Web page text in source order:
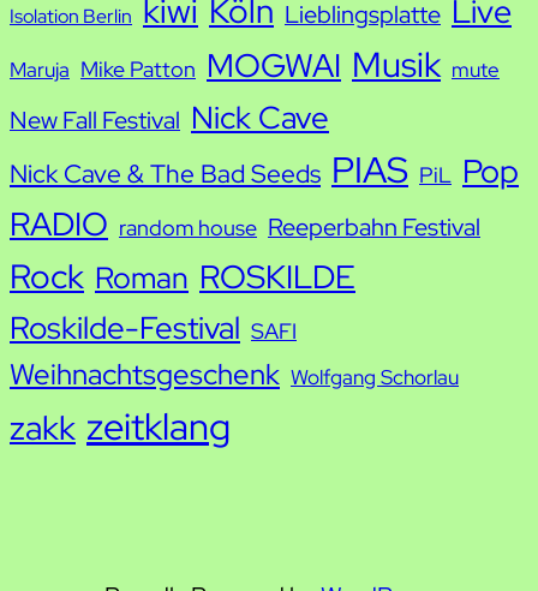
Isolation Berlin kiwi Köln Lieblingsplatte Live
Maruja Mike Patton MOGWAI Musik mute
New Fall Festival Nick Cave
Nick Cave & The Bad Seeds PIAS PiL Pop
RADIO random house Reeperbahn Festival
Rock Roman ROSKILDE
Roskilde-Festival SAFI
Weihnachtsgeschenk Wolfgang Schorlau
zakk zeitklang